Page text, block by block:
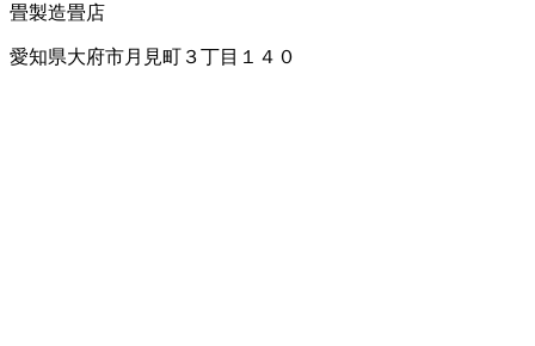
畳製造畳店
愛知県大府市月見町３丁目１４０